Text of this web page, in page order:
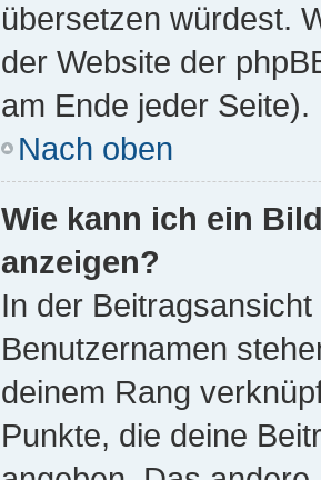
übersetzen würdest.
der Website der
am Ende jeder Seite).
Nach oben
Wie kann ich ein
anzeigen?
In der
Benutzernamen
deinem Rang
Punkte, die deine